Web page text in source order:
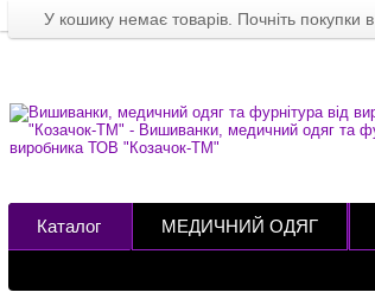
У кошику немає товарів. Почніть покупки в
Каталог МЕДИЧНИЙ ОДЯГ